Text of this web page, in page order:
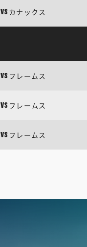
VS カナックス
VS フレームス
VS フレームス
VS フレームス